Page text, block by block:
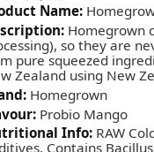
Name:
Homegrown
so they are
pure squeezed
Zealand using New
Homegrown
Probio Mango
Info: RAW
Contains